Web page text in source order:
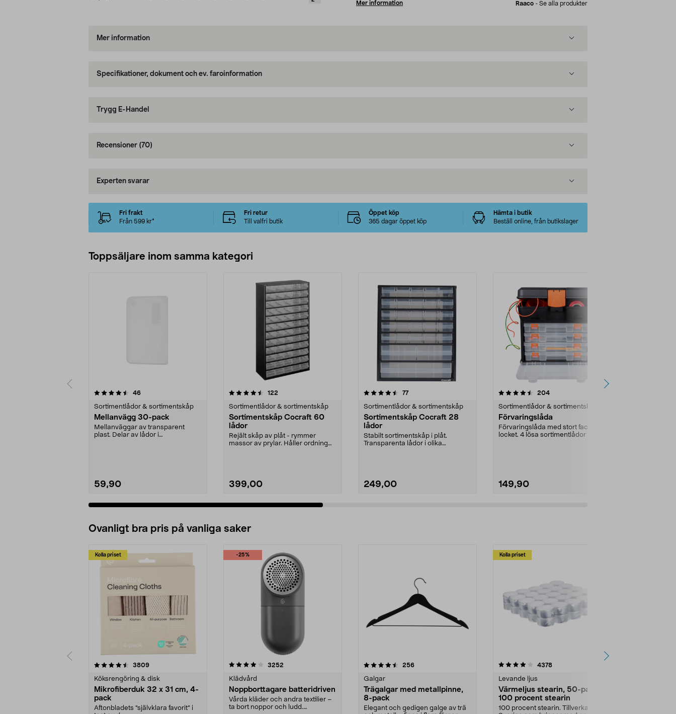
Mer information Raaco - Se alla produkter
Mer information
Specifikationer, dokument och ev. faroinformation
Trygg E-Handel
Recensioner (70)
Experten svarar
Fri frakt
Från 599 kr*
Fri retur
Till valfri butik
Öppet köp
365 dagar öppet köp
Hämta i butik
Beställ online, från butikslager
Toppsäljare inom samma kategori
46recensioner
Sortimentlådor & sortimentskåp
Mellanvägg 30-pack
Mellanväggar av transparent
plast. Delar av lådor i
59,90
4.5 av 5 stjärnor 122
Sortimentlådor & sortimentskåp
Sortimentskåp Cocraft 60
lådor
Rejält skåp av plåt - rymmer
massor av prylar. Håller ordning
399,00
4.5 av 5 stjärnor 77recensioner
Sortimentlådor & sortimentskåp
Sortimentskåp Cocraft 28
lådor
Stabilt sortimentskåp i plåt.
Transparenta lådor i olika
249,00
4.5 av 5 stjärnor 204recensioner
Sortimentlådor & sortimentskåp
Förvaringslåda
Förvaringslåda med stort fack i
locket. 4 lösa sortimentlådor med
149,90
4.5 av 5 stjärnor
Ovanligt bra pris på vanliga saker
Kolla priset
3809recensioner
Köksrengöring & disk
Mikrofiberduk 32 x 31 cm, 4-
pack
Aftonbladets "självklara favorit” i
-25%
4.0av 5 stjärnor 3252
Klädvård
Noppborttagare batteridriven
Vårda kläder och andra textilier –
ta bort noppor och ludd.
4.5av 5 stjärnor 256recensioner
Galgar
Trägalgar med metallpinne,
8-pack
Elegant och gedigen galge av trä
Kolla priset
4.0av 5 stjärnor 4378recensioner
Levande ljus
Värmeljus stearin, 50-pack,
100 procent stearin
100 procent stearin. Tillverkade i
4.5av 5 stjärnor